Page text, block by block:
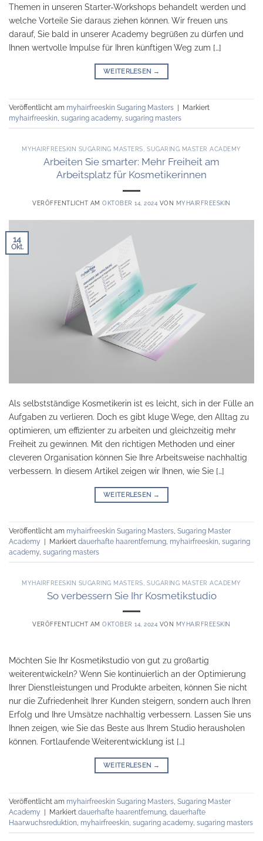
Themen in unseren Starter-Workshops behandelt werden und
welche Vorteile Sie daraus ziehen können. Wir freuen uns
darauf, Sie bald in unserer Academy begrüßen zu dürfen und
Ihnen wertvolle Impulse für Ihren künftigen Weg zum […]
WEITERLESEN →
Veröffentlicht am myhairfreeskin Sugaring Masters
Markiert
myhairfreeskin, sugaring academy, sugaring masters
MYHAIRFREESKIN SUGARING MASTERS ,SUGARING MASTER ACADEMY
Arbeiten Sie smarter: Mehr Freiheit am
Arbeitsplatz für Kosmetikerinnen
VERÖFFENTLICHT AMOKTOBER 14, 2024 VON MYHAIRFREESKIN
14
Okt.
Als selbstständige Kosmetikerin ist es leicht, sich in der Fülle an
Aufgaben zu verlieren. Doch es gibt kluge Wege, den Alltag zu
optimieren, um effizienter zu arbeiten und gleichzeitig mehr
Freiheit zu gewinnen. Mit den richtigen Methoden und einer
cleveren Organisation können Sie Ihre Arbeitsweise nachhaltig
verbessern. In diesem Artikel zeigen wir Ihnen, wie Sie […]
WEITERLESEN →
Veröffentlicht am myhairfreeskin Sugaring Masters, Sugaring Master
Academy
Markiert dauerhafte haarentfernung, myhairfreeskin, sugaring
academy, sugaring masters
MYHAIRFREESKIN SUGARING MASTERS ,SUGARING MASTER ACADEMY
So verbessern Sie Ihr Kosmetikstudio
VERÖFFENTLICHT AMOKTOBER 14, 2024 VON MYHAIRFREESKIN
Möchten Sie Ihr Kosmetikstudio von gut zu großartig
weiterentwickeln? Wenn Sie kontinuierlich an der Optimierung
Ihrer Dienstleistungen und Produkte arbeiten, können Sie nicht
nur die Zufriedenheit Ihrer Kunden steigern, sondern auch Ihren
Erfolg und Ihre Umsätze nachhaltig verbessern. Lassen Sie uns
Ihnen zeigen, wie Sie das Beste aus Ihrem Studio herausholen
können. Fortlaufende Weiterentwicklung ist […]
WEITERLESEN →
Veröffentlicht am myhairfreeskin Sugaring Masters, Sugaring Master
Academy
Markiert dauerhafte haarentfernung, dauerhafte
Haarwuchsreduktion, myhairfreeskin, sugaring academy, sugaring masters